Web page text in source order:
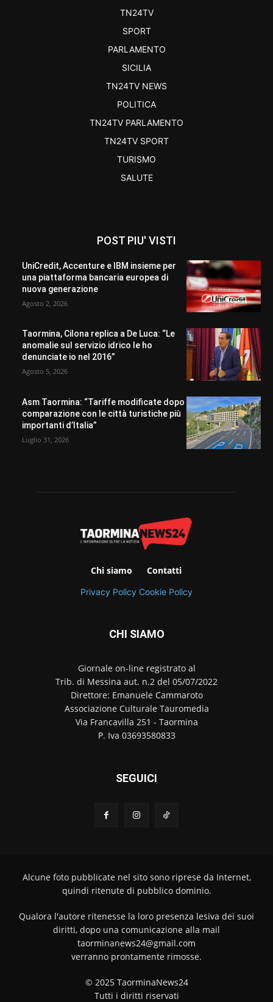
TN24TV
SPORT
PARLAMENTO
SICILIA
TN24TV NEWS
POLITICA
TN24TV PARLAMENTO
TN24TV SPORT
TURISMO
SALUTE
POST PIU' VISTI
UniCredit, Accenture e IBM insieme per
una piattaforma bancaria europea di
nuova generazione
Agosto 2, 2026
Taormina, Cilona replica a De Luca: “Le
anomalie sul servizio idrico le ho
denunciate io nel 2016”
Agosto 5, 2026
Asm Taormina: “Tariffe modificate dopo
comparazione con le città turistiche più
importanti d’Italia”
Luglio 31, 2026
Chi siamo Contatti
Privacy Policy Cookie Policy
CHI SIAMO
Giornale on-line registrato al
Trib. di Messina aut. n.2 del 05/07/2022
Direttore: Emanuele Cammaroto
Associazione Culturale Tauromedia
Via Francavilla 251 - Taormina
P. Iva 03693580833
SEGUICI
Alcune foto pubblicate nel sito sono riprese da Internet,
quindi ritenute di pubblico dominio.
Qualora l'autore ritenesse la loro presenza lesiva dei suoi
diritti, dopo una comunicazione alla mail
taorminanews24@gmail.com
verranno prontamente rimosse.
© 2025 TaorminaNews24
Tutti i diritti riservati